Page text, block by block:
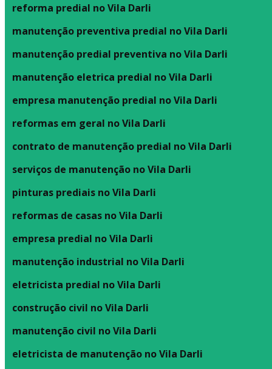
reforma predial no Vila Darli
manutenção preventiva predial no Vila Darli
manutenção predial preventiva no Vila Darli
manutenção eletrica predial no Vila Darli
empresa manutenção predial no Vila Darli
reformas em geral no Vila Darli
contrato de manutenção predial no Vila Darli
serviços de manutenção no Vila Darli
pinturas prediais no Vila Darli
reformas de casas no Vila Darli
empresa predial no Vila Darli
manutenção industrial no Vila Darli
eletricista predial no Vila Darli
construção civil no Vila Darli
manutenção civil no Vila Darli
eletricista de manutenção no Vila Darli